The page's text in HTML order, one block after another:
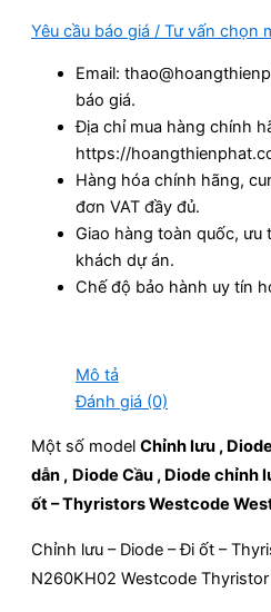
Yêu cầu báo giá / Tư vấn chọn
Email:
báo giá.
Địa chỉ mua hàng chính
https://
Hàng hóa chính hãng,
đơn VAT đầy đủ.
Giao hàng toàn quốc, ưu
khách dự án.
Chế độ bảo hành uy tín
Mô tả
Đánh giá (0)
Một số model Chỉnh lưu ,
dẫn , Diode Cầu , Diode chỉnh
ốt – Thyristors Westcode
Chỉnh lưu – Diode – Đi ốt –
N260KH02 Westcode